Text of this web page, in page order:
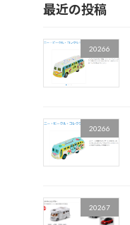
最近の投稿
20266
20266
20267